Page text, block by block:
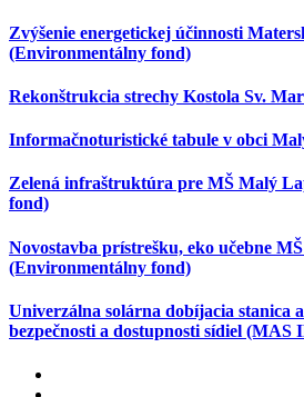
Zvýšenie energetickej účinnosti
(Environmentálny fond)
Rekonštrukcia strechy Kostola Sv.
Informačnoturistické tabule v obci
Zelená infraštruktúra pre MŠ Malý
fond)
Novostavba prístrešku, eko učebne
(Environmentálny fond)
Univerzálna solárna dobíjacia stanica
bezpečnosti a dostupnosti sídiel (MAS